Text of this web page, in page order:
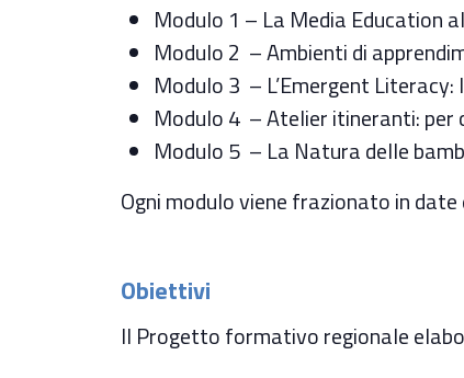
Modulo 1 – La Media Education
Modulo 2 – Ambienti di
Modulo 3 – L’Emergent
Modulo 4 – Atelier itineranti: per
Modulo 5 – La Natura delle
Ogni modulo viene frazionato in date
Obiettivi
Il Progetto formativo regionale